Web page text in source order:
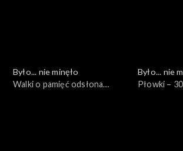
Było... nie minęło
Walki o pamięć odsłona
Było... nie
Płowki –